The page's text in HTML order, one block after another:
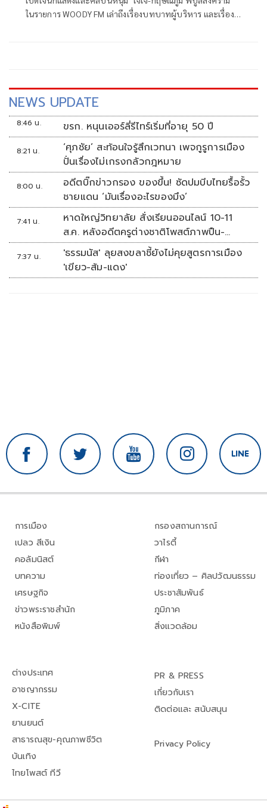
ในรายการ WOODY FM เล่าถึงเรื่องบทบาทผู้บริหาร และเรื่อง
NEWS UPDATE
8:46 น. ขรก. หนุนเออร์ลี่รีไทร์เริ่มที่อายุ 50 ปี
8:21 น.
‘ศุภชัย’ สะท้อนใจรู้สึกเวทนา เพจกูรูการเมือง
ปั่นเรื่องไม่เกรงกลัวกฎหมาย
8:00 น.
อดีตบิ๊กข่าวกรอง ของขึ้น! ซัดปมบีบไทยรื้อรั้ว
ชายแดน ‘มันเรื่องอะไรของมึง’
7:41 น.
หาดใหญ่วิทยาลัย สั่งเรียนออนไลน์ 10-11
ส.ค. หลังอดีตครูต่างชาติโพสต์ภาพปืน-
ข้อความข่มขู่
7:37 น.
'ธรรมนัส' ลุยสงขลาชี้ยังไม่คุยสูตรการเมือง
'เขียว-ส้ม-แดง'
การเมือง
เปลว สีเงิน
คอลัมนิสต์
บทความ
เศรษฐกิจ
ข่าวพระราชสำนัก
หนังสือพิมพ์
กรองสถานการณ์
วาไรตี้
กีฬา
ท่องเที่ยว – ศิลปวัฒนธรรม
ประชาสัมพันธ์
ภูมิภาค
สิ่งแวดล้อม
ต่างประเทศ
อาชญากรรม
X-CITE
ยานยนต์
สาธารณสุข-คุณภาพชีวิต
บันเทิง
ไทยโพสต์ ทีวี
PR & PRESS
เกี่ยวกับเรา
ติดต่อและ สนับสนุน
Privacy Policy